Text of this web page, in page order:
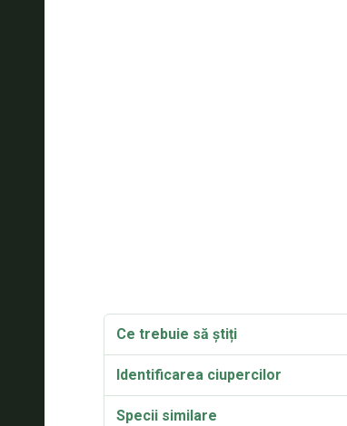
Ce trebuie să știți
Identificarea ciupercilor
Specii similare